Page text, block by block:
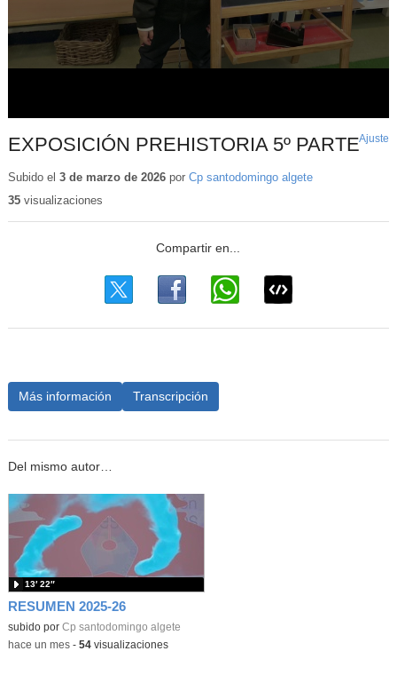
EXPOSICIÓN PREHISTORIA 5º PARTEAjuste
Subido el 3 de marzo de 2026por Cp santodomingo algete
35visualizaciones
Más información Transcripción
Del mismo autor…
RESUMEN 2025-26
subido por Cp santodomingo algete
13′ 22″
-hace un mes- 54visualizaciones